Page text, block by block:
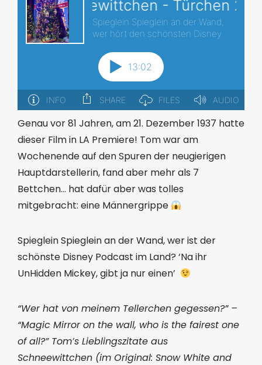
Genau vor 81 Jahren, am 21. Dezember 1937 hatte
dieser Film in LA Premiere! Tom war am
Wochenende auf den Spuren der neugierigen
Hauptdarstellerin, fand aber mehr als 7
Bettchen… hat dafür aber was tolles
mitgebracht: eine Männergrippe
Spieglein Spieglein an der Wand, wer ist der
schönste Disney Podcast im Land? ‘Na ihr
UnHidden Mickey, gibt ja nur einen’
“Wer hat von meinem Tellerchen gegessen?” –
“Magic Mirror on the wall, who is the fairest one
of all?” Tom’s Lieblingszitate aus
Schneewittchen (im Original: Snow White and